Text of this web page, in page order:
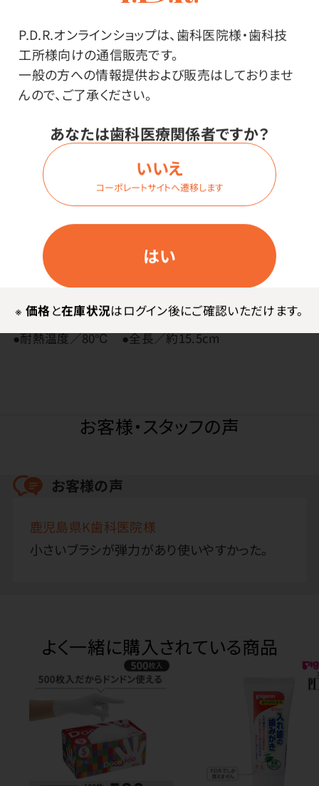
P.D.R.オンラインショップは、歯科医院様・歯科技
工所様向けの通信販売です。
一般の方への情報提供および販売はしておりませ
んので、ご了承ください。
あなたは歯科医療関係者ですか？
はい
いいえ
コーポレートサイトへ遷移します
※ 価格と在庫状況はログイン後にご確認いただけます。
特長
使いやすい！イルカカラーの入れ歯専用ブラシ。
その他
●材質／ハンドル：ポリプロピレン 毛：ナイロン
●耐熱温度／80℃ ●全長／約15.5cm
お客様・スタッフの声
お客様の声
鹿児島県K歯科医院様
小さいブラシが弾力があり使いやすかった。
よく一緒に購入されている商品